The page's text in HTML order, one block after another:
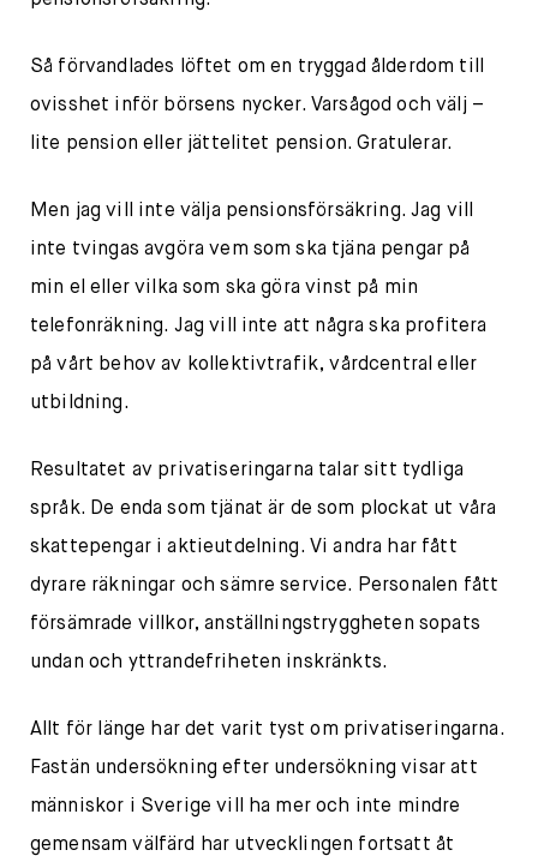
Så förvandlades löftet om en tryggad ålderdom till
ovisshet inför börsens nycker. Varsågod och välj –
lite pension eller jättelitet pension. Gratulerar.
Men jag vill inte välja pensionsförsäkring. Jag vill
inte tvingas avgöra vem som ska tjäna pengar på
min el eller vilka som ska göra vinst på min
telefonräkning. Jag vill inte att några ska profitera
på vårt behov av kollektivtrafik, vårdcentral eller
utbildning.
Resultatet av privatiseringarna talar sitt tydliga
språk. De enda som tjänat är de som plockat ut våra
skattepengar i aktieutdelning. Vi andra har fått
dyrare räkningar och sämre service. Personalen fått
försämrade villkor, anställningstryggheten sopats
undan och yttrandefriheten inskränkts.
Allt för länge har det varit tyst om privatiseringarna.
Fastän undersökning efter undersökning visar att
människor i Sverige vill ha mer och inte mindre
gemensam välfärd har utvecklingen fortsatt åt